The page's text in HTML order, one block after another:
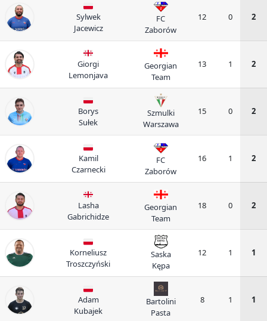
Sylwek
Jacewicz
FC
Zaborów
12 0 2
Giorgi
Lemonjava
Georgian
Team
13 1 2
Borys
Sułek
Szmulki
Warszawa
15 0 2
Kamil
Czarnecki
FC
Zaborów
16 1 2
Lasha
Gabrichidze
Georgian
Team
18 0 2
Korneliusz
Troszczyński
Saska
Kępa
12 1 1
Adam
Kubajek
Bartolini
Pasta
8 1 1